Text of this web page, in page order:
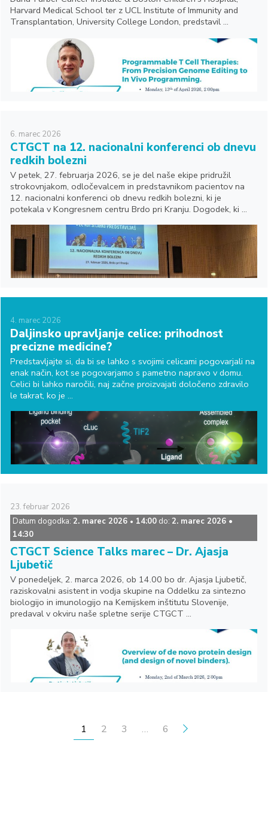
Harvard Medical School ter z UCL Institute of Immunity and
Transplantation, University College London, predstavil ...
6. marec 2026
CTGCT na 12. nacionalni konferenci ob dnevu
redkih bolezni
V petek, 27. februarja 2026, se je del naše ekipe pridružil
strokovnjakom, odločevalcem in predstavnikom pacientov na
12. nacionalni konferenci ob dnevu redkih bolezni, ki je
potekala v Kongresnem centru Brdo pri Kranju. Dogodek, ki ...
4. marec 2026
Daljinsko upravljanje celice: prihodnost
precizne medicine?
Predstavljajte si, da bi se lahko s svojimi celicami pogovarjali na
enak način, kot se pogovarjamo s pametno napravo v domu.
Celici bi lahko naročili, naj začne proizvajati določeno zdravilo
le takrat, ko je ...
23. februar 2026
Datum dogodka: 2. marec 2026 • 14:00 do: 2. marec 2026 •
14:30
CTGCT Science Talks marec – Dr. Ajasja
Ljubetič
V ponedeljek, 2. marca 2026, ob 14.00 bo dr. Ajasja Ljubetič,
raziskovalni asistent in vodja skupine na Oddelku za sintezno
biologijo in imunologijo na Kemijskem inštitutu Slovenije,
predaval v okviru naše spletne serije CTGCT ...
1 2 3 … 6